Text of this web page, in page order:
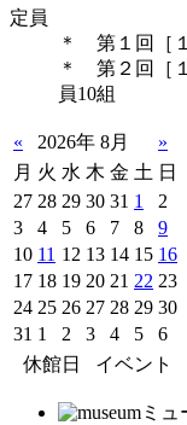
定員
＊ 第１回［
＊ 第２回［
員10組
« 2026年 8月
»
月 火 水 木 金 土 日
27 28 29 30 31 1
2
3
4 5 6 7 8
9
10 11 12 13 14 15 16
17 18 19 20 21 22 23
24 25 26 27 28 29 30
31 1 2 3 4 5
6
休館日
イベント
ミュ